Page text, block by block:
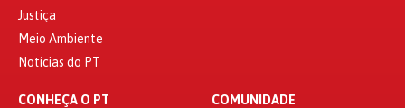
Justiça
Meio Ambiente
Notícias do PT
CONHEÇA O PT COMUNIDADE